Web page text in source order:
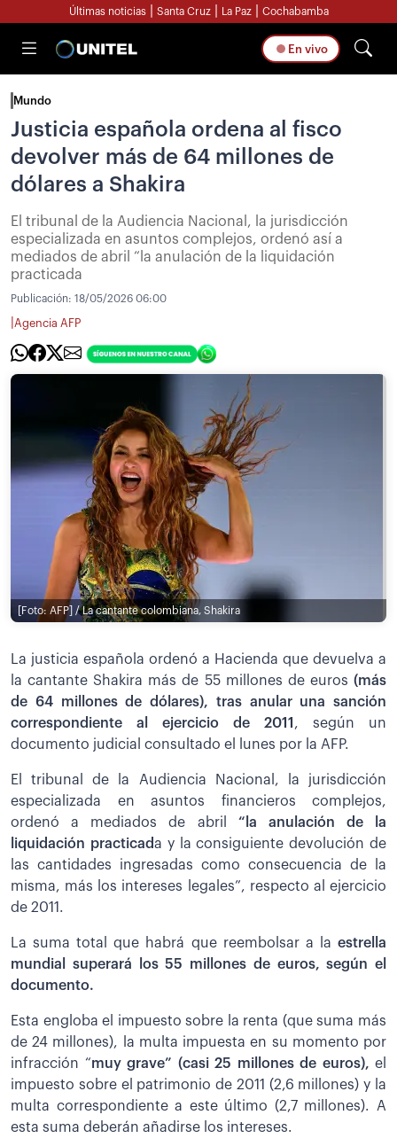
Últimas noticias Santa Cruz La Paz Cochabamba
En vivo
Mundo
Justicia española ordena al fisco
devolver más de 64 millones de
dólares a Shakira
El tribunal de la Audiencia Nacional, la jurisdicción
especializada en asuntos complejos, ordenó así a
mediados de abril “la anulación de la liquidación
practicada
Publicación: 18/05/2026 06:00
Agencia AFP
[Foto: AFP] / La cantante colombiana, Shakira
La justicia española ordenó a Hacienda que devuelva a
la cantante Shakira más de 55 millones de euros (más
de 64 millones de dólares), tras anular una sanción
correspondiente al ejercicio de 2011 , según un
documento judicial consultado el lunes por la AFP.
El tribunal de la Audiencia Nacional, la jurisdicción
especializada en asuntos financieros complejos,
ordenó a mediados de abril “la anulación de la
liquidación practicada y la consiguiente devolución de
las cantidades ingresadas como consecuencia de la
misma, más los intereses legales”, respecto al ejercicio
de 2011.
La suma total que habrá que reembolsar a la estrella
mundial superará los 55 millones de euros, según el
documento.
Esta engloba el impuesto sobre la renta (que suma más
de 24 millones), la multa impuesta en su momento por
infracción “muy grave” (casi 25 millones de euros), el
impuesto sobre el patrimonio de 2011 (2,6 millones) y la
multa correspondiente a este último (2,7 millones). A
esta suma deberán añadirse los intereses.